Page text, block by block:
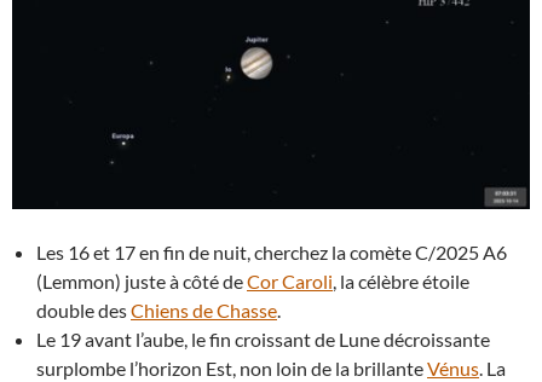
Les 16 et 17 en fin de nuit, cherchez la comète C/2025 A6
(Lemmon) juste à côté deCor Caroli, la célèbre étoile
double desChiens de Chasse.
Le 19 avant l’aube, le fin croissant de Lune décroissante
surplombe l’horizon Est, non loin de la brillanteVénus. La